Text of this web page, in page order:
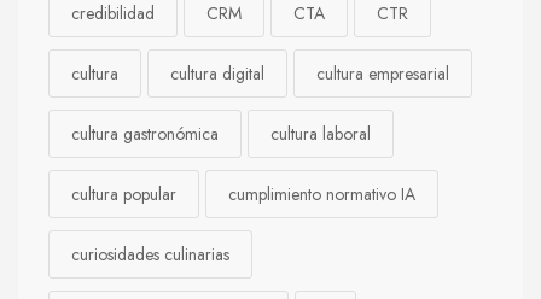
credibilidad CRM CTA CTR
cultura cultura digital cultura empresarial
cultura gastronómica cultura laboral
cultura popular cumplimiento normativo IA
curiosidades culinarias